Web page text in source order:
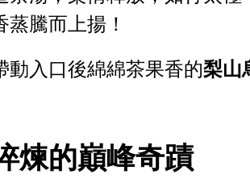
騰而上揚！
入口後綿綿茶果香的梨山
煉的巔峰奇蹟